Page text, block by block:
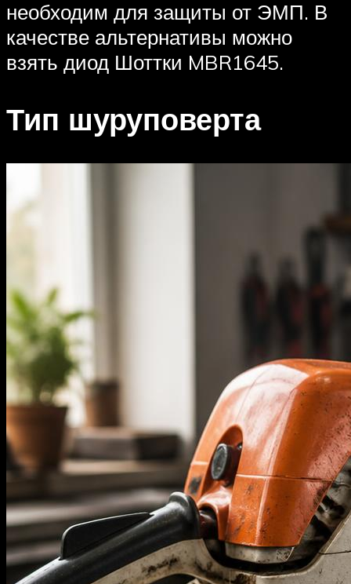
необходим для защиты от ЭМП. В
качестве альтернативы можно
взять диод Шоттки MBR1645.
Тип шуруповерта